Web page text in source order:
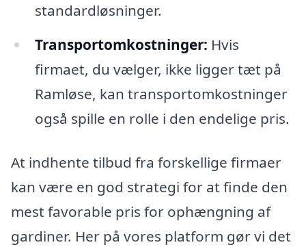
standardløsninger.
Transportomkostninger: Hvis
firmaet, du vælger, ikke ligger tæt på
Ramløse, kan transportomkostninger
også spille en rolle i den endelige pris.
At indhente tilbud fra forskellige firmaer
kan være en god strategi for at finde den
mest favorable pris for ophængning af
gardiner. Her på vores platform gør vi det